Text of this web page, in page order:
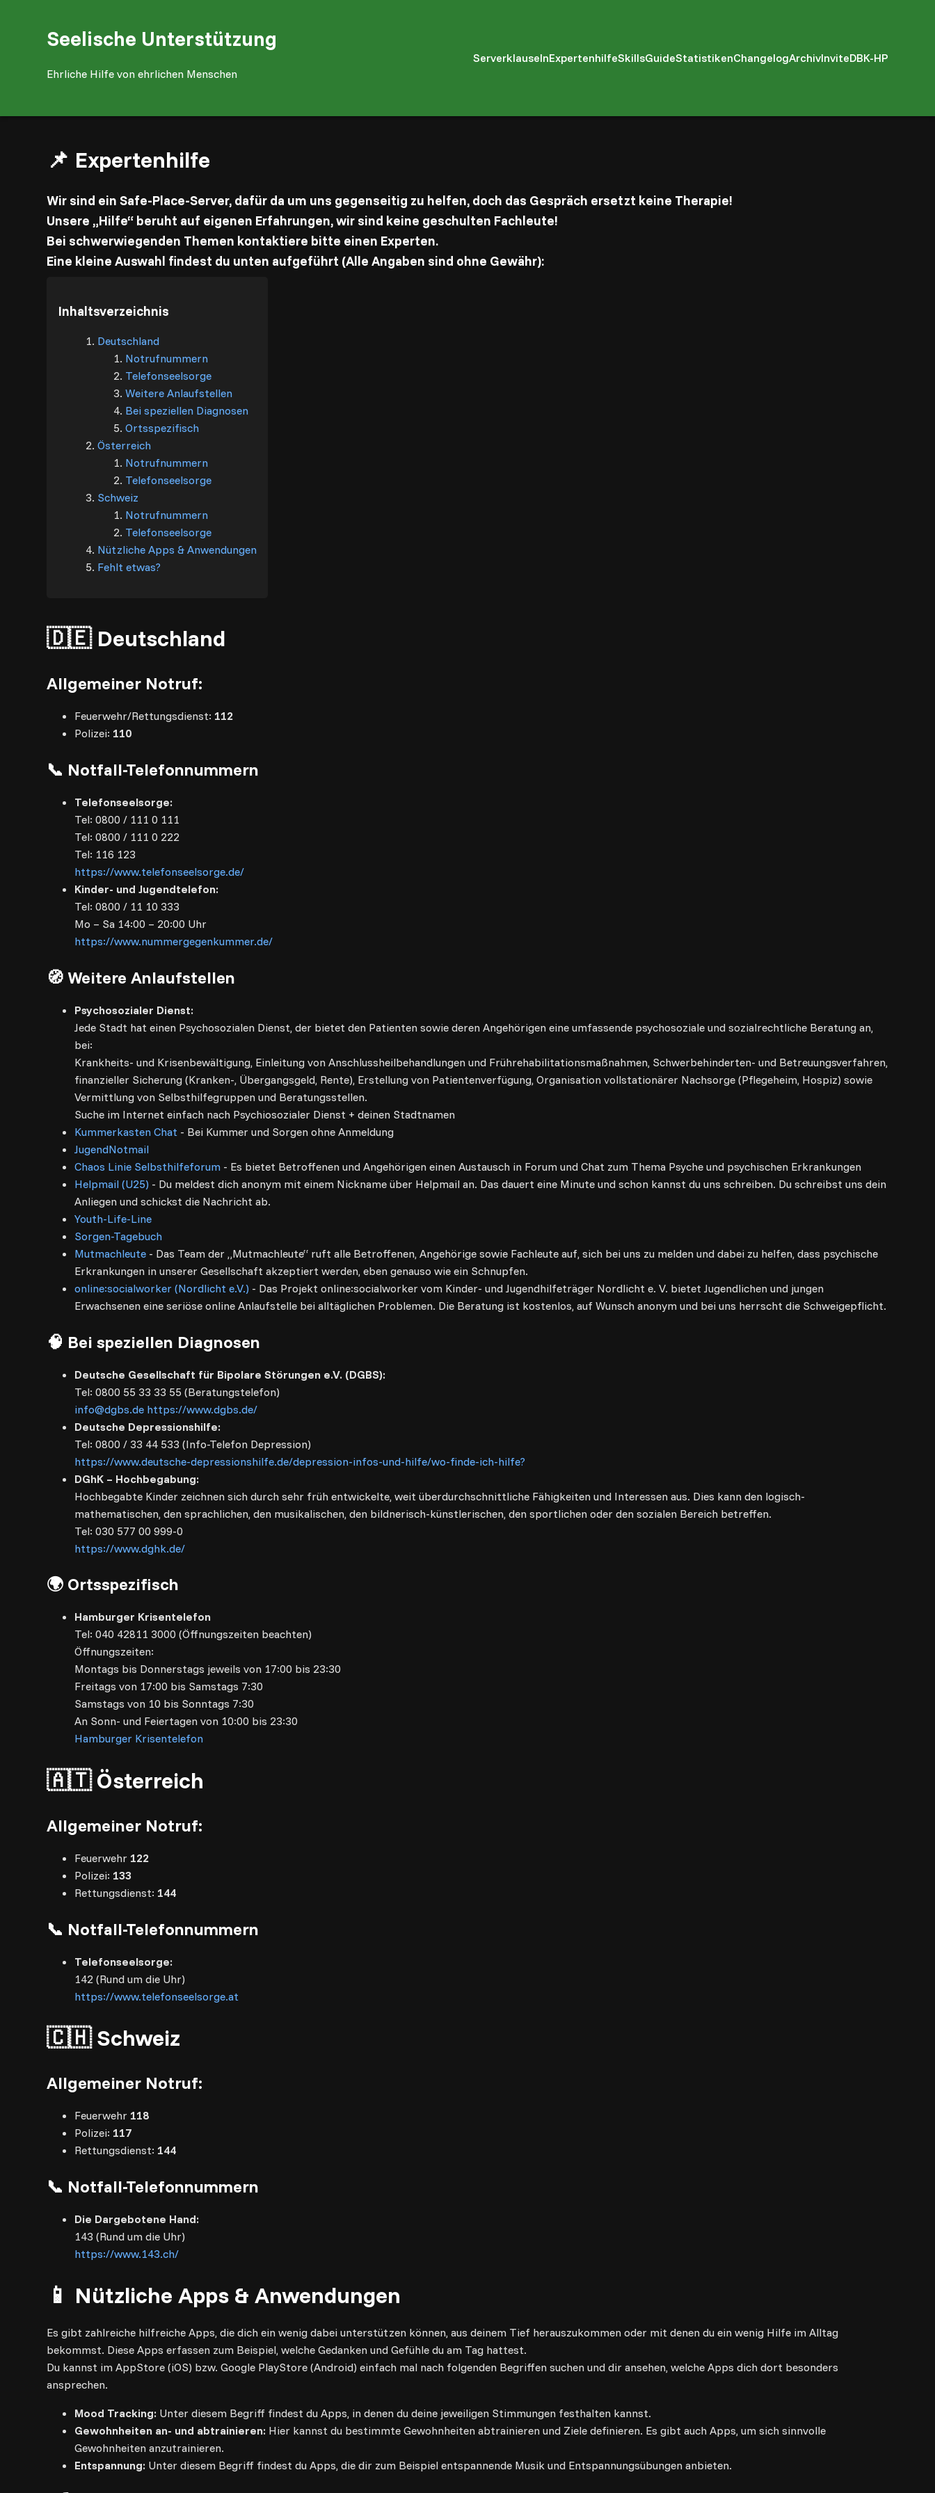
Seelische Unterstützung
Ehrliche Hilfe von ehrlichen Menschen
ServerklauselnExpertenhilfeSkillsGuideStatistikenChangelogArchivInviteDBK-HP
📌 Expertenhilfe
Wir sind ein Safe-Place-Server, dafür da um uns gegenseitig zu helfen, doch das Gespräch ersetzt keine Therapie!
Unsere „Hilfe“ beruht auf eigenen Erfahrungen, wir sind keine geschulten Fachleute!
Bei schwerwiegenden Themen kontaktiere bitte einen Experten.
Eine kleine Auswahl findest du unten aufgeführt (Alle Angaben sind ohne Gewähr):
Inhaltsverzeichnis
Deutschland
Notrufnummern
Telefonseelsorge
Weitere Anlaufstellen
Bei speziellen Diagnosen
Ortsspezifisch
Österreich
Notrufnummern
Telefonseelsorge
Schweiz
Notrufnummern
Telefonseelsorge
Nützliche Apps & Anwendungen
Fehlt etwas?
🇩🇪 Deutschland
Allgemeiner Notruf:
Feuerwehr/Rettungsdienst: 112
Polizei: 110
📞 Notfall-Telefonnummern
Telefonseelsorge:
Tel: 0800 / 111 0 111
Tel: 0800 / 111 0 222
Tel: 116 123
https://www.telefonseelsorge.de/
Kinder- und Jugendtelefon:
Tel: 0800 / 11 10 333
Mo – Sa 14:00 – 20:00 Uhr
https://www.nummergegenkummer.de/
🧭 Weitere Anlaufstellen
Psychosozialer Dienst:
Jede Stadt hat einen Psychosozialen Dienst, der bietet den Patienten sowie deren Angehörigen eine umfassende psychosoziale und sozialrechtliche Beratung an,
bei:
Krankheits- und Krisenbewältigung, Einleitung von Anschlussheilbehandlungen und Frührehabilitationsmaßnahmen, Schwerbehinderten- und Betreuungsverfahren,
finanzieller Sicherung (Kranken-, Übergangsgeld, Rente), Erstellung von Patientenverfügung, Organisation vollstationärer Nachsorge (Pflegeheim, Hospiz) sowie
Vermittlung von Selbsthilfegruppen und Beratungsstellen.
Suche im Internet einfach nach Psychiosozialer Dienst + deinen Stadtnamen
Kummerkasten Chat - Bei Kummer und Sorgen ohne Anmeldung
JugendNotmail
Chaos Linie Selbsthilfeforum - Es bietet Betroffenen und Angehörigen einen Austausch in Forum und Chat zum Thema Psyche und psychischen Erkrankungen
Helpmail (U25) - Du meldest dich anonym mit einem Nickname über Helpmail an. Das dauert eine Minute und schon kannst du uns schreiben. Du schreibst uns dein
Anliegen und schickst die Nachricht ab.
Youth-Life-Line
Sorgen-Tagebuch
Mutmachleute - Das Team der „Mutmachleute“ ruft alle Betroffenen, Angehörige sowie Fachleute auf, sich bei uns zu melden und dabei zu helfen, dass psychische
Erkrankungen in unserer Gesellschaft akzeptiert werden, eben genauso wie ein Schnupfen.
online:socialworker (Nordlicht e.V.) - Das Projekt online:socialworker vom Kinder- und Jugendhilfeträger Nordlicht e. V. bietet Jugendlichen und jungen
Erwachsenen eine seriöse online Anlaufstelle bei alltäglichen Problemen. Die Beratung ist kostenlos, auf Wunsch anonym und bei uns herrscht die Schweigepflicht.
🧠 Bei speziellen Diagnosen
Deutsche Gesellschaft für Bipolare Störungen e.V. (DGBS):
Tel: 0800 55 33 33 55 (Beratungstelefon)
info@dgbs.de https://www.dgbs.de/
Deutsche Depressionshilfe:
Tel: 0800 / 33 44 533 (Info-Telefon Depression)
https://www.deutsche-depressionshilfe.de/depression-infos-und-hilfe/wo-finde-ich-hilfe?
DGhK – Hochbegabung:
Hochbegabte Kinder zeichnen sich durch sehr früh entwickelte, weit überdurchschnittliche Fähigkeiten und Interessen aus. Dies kann den logisch-
mathematischen, den sprachlichen, den musikalischen, den bildnerisch-künstlerischen, den sportlichen oder den sozialen Bereich betreffen.
Tel: 030 577 00 999-0
https://www.dghk.de/
🌍 Ortsspezifisch
Hamburger Krisentelefon
Tel: 040 42811 3000 (Öffnungszeiten beachten)
Öffnungszeiten:
Montags bis Donnerstags jeweils von 17:00 bis 23:30
Freitags von 17:00 bis Samstags 7:30
Samstags von 10 bis Sonntags 7:30
An Sonn- und Feiertagen von 10:00 bis 23:30
Hamburger Krisentelefon
🇦🇹 Österreich
Allgemeiner Notruf:
Feuerwehr 122
Polizei: 133
Rettungsdienst: 144
📞 Notfall-Telefonnummern
Telefonseelsorge:
142 (Rund um die Uhr)
https://www.telefonseelsorge.at
🇨🇭 Schweiz
Allgemeiner Notruf:
Feuerwehr 118
Polizei: 117
Rettungsdienst: 144
📞 Notfall-Telefonnummern
Die Dargebotene Hand:
143 (Rund um die Uhr)
https://www.143.ch/
📱 Nützliche Apps & Anwendungen
Es gibt zahlreiche hilfreiche Apps, die dich ein wenig dabei unterstützen können, aus deinem Tief herauszukommen oder mit denen du ein wenig Hilfe im Alltag
bekommst. Diese Apps erfassen zum Beispiel, welche Gedanken und Gefühle du am Tag hattest.
Du kannst im AppStore (iOS) bzw. Google PlayStore (Android) einfach mal nach folgenden Begriffen suchen und dir ansehen, welche Apps dich dort besonders
ansprechen.
Mood Tracking: Unter diesem Begriff findest du Apps, in denen du deine jeweiligen Stimmungen festhalten kannst.
Gewohnheiten an- und abtrainieren: Hier kannst du bestimmte Gewohnheiten abtrainieren und Ziele definieren. Es gibt auch Apps, um sich sinnvolle
Gewohnheiten anzutrainieren.
Entspannung: Unter diesem Begriff findest du Apps, die dir zum Beispiel entspannende Musik und Entspannungsübungen anbieten.